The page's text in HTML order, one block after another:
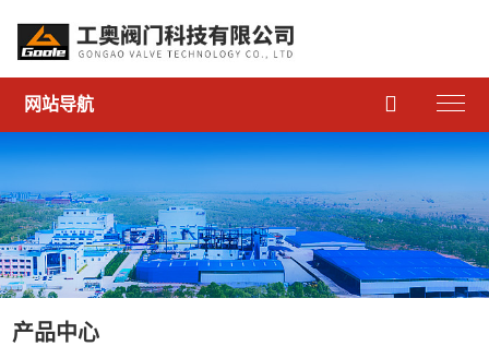
网站导航 
产品中心